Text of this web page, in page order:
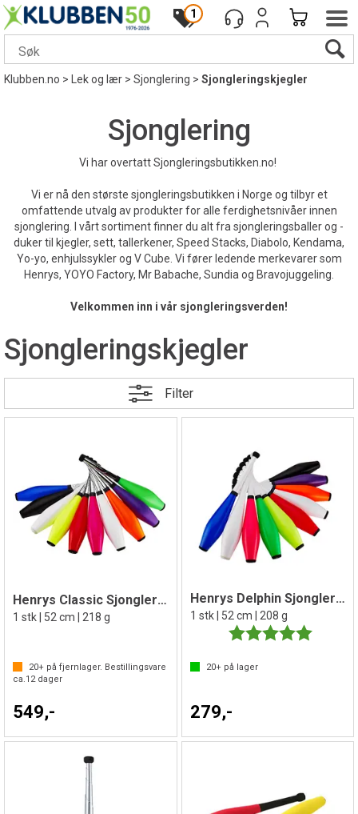
1
Klubben.no> Lek og lær>Sjonglering>Sjongleringskjegler
Sjonglering
Vi har overtatt Sjongleringsbutikken.no!
Vi er nå den største sjongleringsbutikken i Norge og tilbyr et
omfattende utvalg av produkter for alle ferdighetsnivåer innen
sjonglering. I vårt sortiment finner du alt fra sjongleringsballer og -
duker til kjegler, sett, tallerkener, Speed Stacks, Diabolo, Kendama,
Yo-yo, enhjulssykler og V Cube. Vi fører ledende merkevarer som
Henrys, YOYO Factory, Mr Babache, Sundia og Bravojuggeling.
Velkommen inn i vår sjongleringsverden!
Sjongleringskjegler
Filter
Henrys Classic Sjongleringskjegle
1 stk | 52 cm | 218 g
20+ på fjernlager. Bestillingsvare
ca.12dager
549,-
Henrys Delphin Sjongleringskjegle
1 stk | 52 cm | 208 g
Karakter:
20+på lager
279,-